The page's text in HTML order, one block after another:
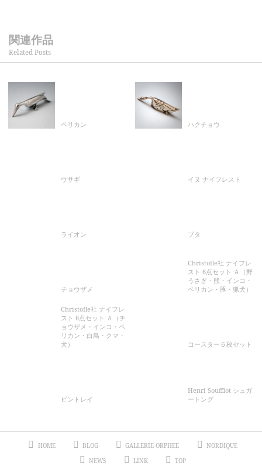
関連作品
Related Posts
ペリカン ハクチョウ
ウサギ イヌ ナイフレスト
ライオン ブタ
チョウザメ
Christofle社 ナイフレ
スト 6点セット Ａ（野
うさぎ・熊・インコ・
ペリカン・豚・猟犬）
Christofle社 ナイフレ
スト 6点セット Ａ（チ
ョウザメ・インコ・ペ
リカン・白鳥・クマ・
犬）
コースター６枚セット
ピントレイ
Henri Soufflot シュガ
ートング
HOME BLOG GALLERIE ORPHEE
NORDIQUE
NEWS
LINK TOP